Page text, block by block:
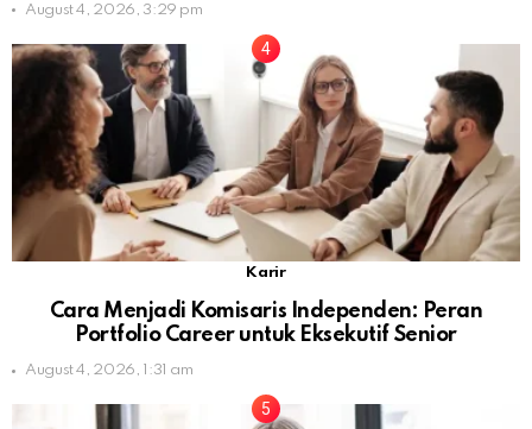
August 4, 2026, 3:29 pm
Karir
Cara Menjadi Komisaris Independen: Peran
Portfolio Career untuk Eksekutif Senior
August 4, 2026, 1:31 am